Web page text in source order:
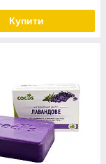
Купити